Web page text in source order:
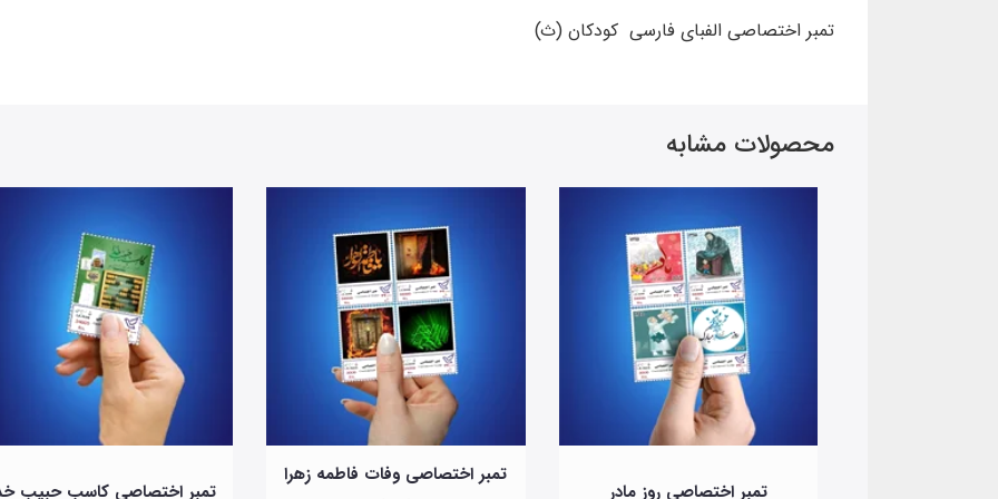
تمبر اختصاصی الفبای فارسی کودکان (ث)
محصولات مشابه
تمبر اختصاصی روز مادر
تمبر اختصاصی وفات فاطمه زهرا
تمبر اختصاصی کاسب حبیب